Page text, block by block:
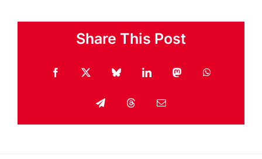
Share This Post
Facebook
X BlueskyLinkedInMastodonWhatsApp
TelegramThreadsEmail